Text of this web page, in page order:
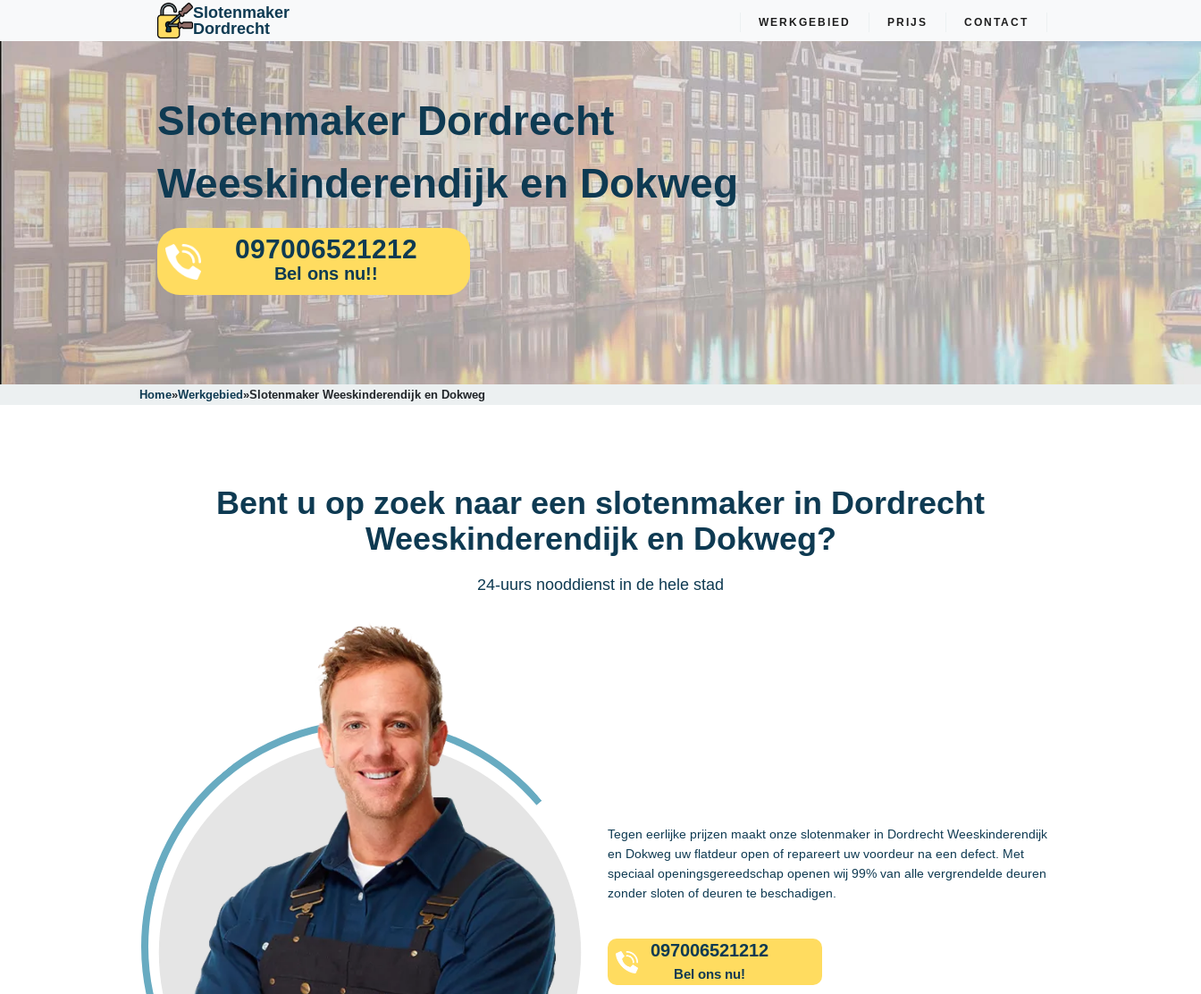
Slotenmaker
Dordrecht
WERKGEBIED PRIJS CONTACT
Slotenmaker Dordrecht
Weeskinderendijk en Dokweg
097006521212
Bel ons nu!!
Home»Werkgebied»Slotenmaker Weeskinderendijk en Dokweg
Bent u op zoek naar een slotenmaker in Dordrecht
Weeskinderendijk en Dokweg?
24-uurs nooddienst in de hele stad
Tegen eerlijke prijzen maakt onze slotenmaker in Dordrecht Weeskinderendijk
en Dokweg uw flatdeur open of repareert uw voordeur na een defect. Met
speciaal openingsgereedschap openen wij 99% van alle vergrendelde deuren
zonder sloten of deuren te beschadigen.
097006521212
Bel ons nu!